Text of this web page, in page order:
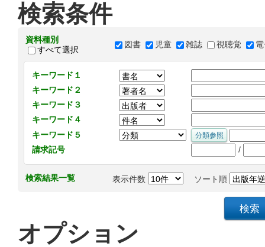
検索条件
資料種別
すべて選択
図書 児童 雑誌 視聴覚
キーワード１
キーワード２
キーワード３
キーワード４
キーワード５
請求記号
/
検索結果一覧 表示件数 ソート順
オプション